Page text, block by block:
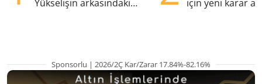
Yükselişin arkasındaki
için yeni karar
Sponsorlu | 2026/2Ç Kar/Zarar 17.84%-82.16%